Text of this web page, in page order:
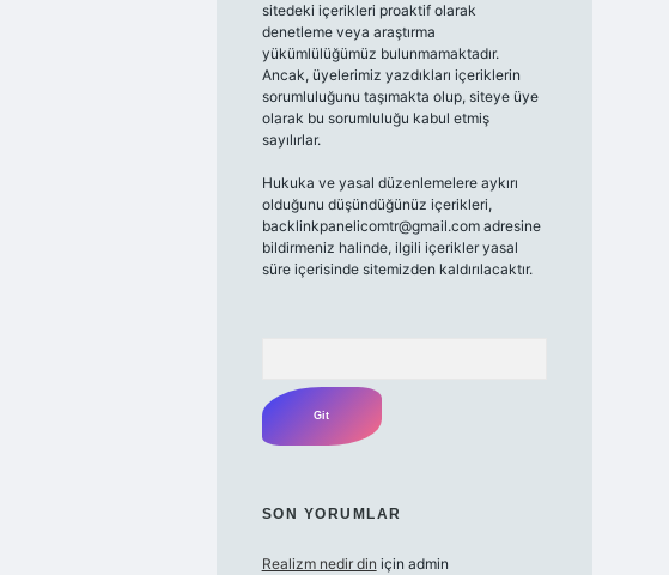
sitedeki içerikleri proaktif olarak
denetleme veya araştırma
yükümlülüğümüz bulunmamaktadır.
Ancak, üyelerimiz yazdıkları içeriklerin
sorumluluğunu taşımakta olup, siteye üye
olarak bu sorumluluğu kabul etmiş
sayılırlar.
Hukuka ve yasal düzenlemelere aykırı
olduğunu düşündüğünüz içerikleri,
backlinkpanelicomtr@gmail.comadresine
bildirmeniz halinde, ilgili içerikler yasal
süre içerisinde sitemizden kaldırılacaktır.
SON YORUMLAR
Realizm nedir din için admin